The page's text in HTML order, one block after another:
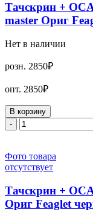
Тачскрин +
master Ориг
Нет в наличии
розн. 2850₽
опт. 2850₽
В корзину
-
Фото товара
отсутствует
Тачскрин +
Ориг Feaglet